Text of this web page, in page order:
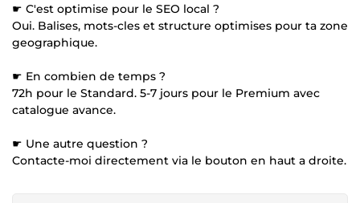
☛ C'est optimise pour le SEO local ?
Oui. Balises, mots-cles et structure optimises pour ta zone
geographique.
☛ En combien de temps ?
72h pour le Standard. 5-7 jours pour le Premium avec
catalogue avance.
☛ Une autre question ?
Contacte-moi directement via le bouton en haut a droite.